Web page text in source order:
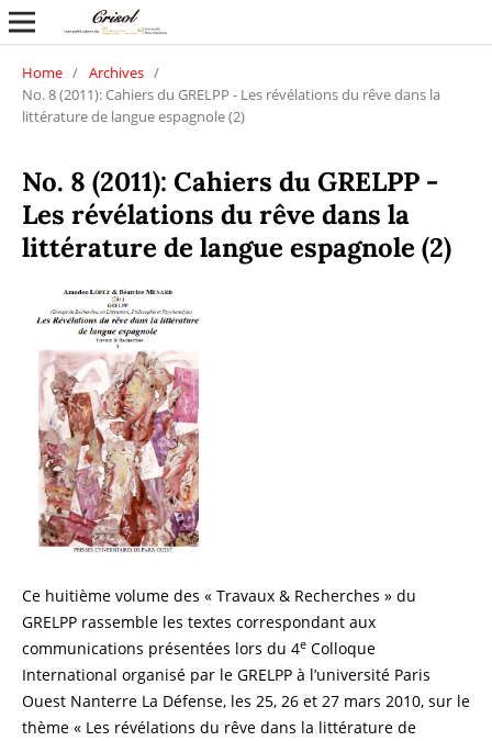
Home / Archives /
No. 8 (2011): Cahiers du GRELPP - Les révélations du rêve dans la
littérature de langue espagnole (2)
No. 8 (2011): Cahiers du GRELPP -
Les révélations du rêve dans la
littérature de langue espagnole (2)
Ce huitième volume des « Travaux & Recherches » du
GRELPP rassemble les textes correspondant aux
communications présentées lors du 4eColloque
International organisé par le GRELPP à l’université Paris
Ouest Nanterre La Défense, les 25, 26 et 27 mars 2010, sur le
thème « Les révélations du rêve dans la littérature de